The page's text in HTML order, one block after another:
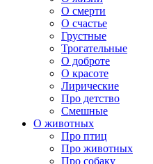
О смерти
О счастье
Грустные
Трогательные
О доброте
О красоте
Лирические
Про детство
Смешные
О животных
Про птиц
Про животных
Про собаку